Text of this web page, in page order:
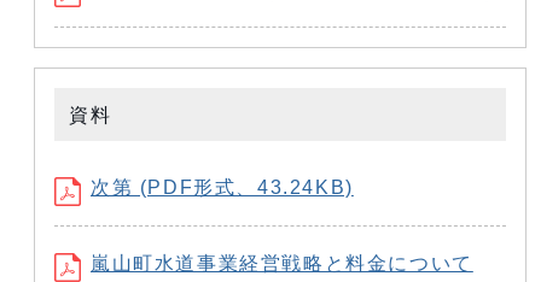
資料
次第 (PDF形式、43.24KB)
嵐山町水道事業経営戦略と料金について